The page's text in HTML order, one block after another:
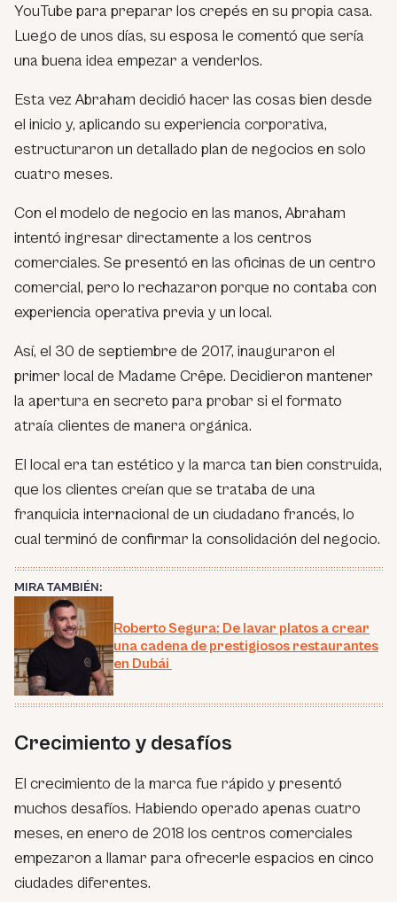
YouTube para preparar los crepés en su propia casa.
Luego de unos días, su esposa le comentó que sería
una buena idea empezar a venderlos.
Esta vez Abraham decidió hacer las cosas bien desde
el inicio y, aplicando su experiencia corporativa,
estructuraron un detallado plan de negocios en solo
cuatro meses.
Con el modelo de negocio en las manos, Abraham
intentó ingresar directamente a los centros
comerciales. Se presentó en las oficinas de un centro
comercial, pero lo rechazaron porque no contaba con
experiencia operativa previa y un local.
Así, el 30 de septiembre de 2017, inauguraron el
primer local de Madame Crêpe. Decidieron mantener
la apertura en secreto para probar si el formato
atraía clientes de manera orgánica.
El local era tan estético y la marca tan bien construida,
que los clientes creían que se trataba de una
franquicia internacional de un ciudadano francés, lo
cual terminó de confirmar la consolidación del negocio.
MIRA TAMBIÉN:
Roberto Segura: De lavar platos a crear
una cadena de prestigiosos restaurantes
en Dubái
Crecimiento y desafíos
El crecimiento de la marca fue rápido y presentó
muchos desafíos. Habiendo operado apenas cuatro
meses, en enero de 2018 los centros comerciales
empezaron a llamar para ofrecerle espacios en cinco
ciudades diferentes.